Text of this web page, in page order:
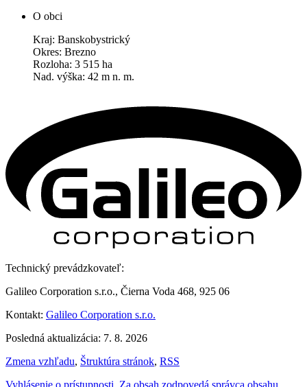
O obci
Kraj: Banskobystrický
Okres: Brezno
Rozloha: 3 515 ha
Nad. výška: 42 m n. m.
Technický prevádzkovateľ:
Galileo Corporation s.r.o., Čierna Voda 468, 925 06
Kontakt: Galileo Corporation s.r.o.
Posledná aktualizácia: 7. 8. 2026
Zmena vzhľadu, Štruktúra stránok, RSS